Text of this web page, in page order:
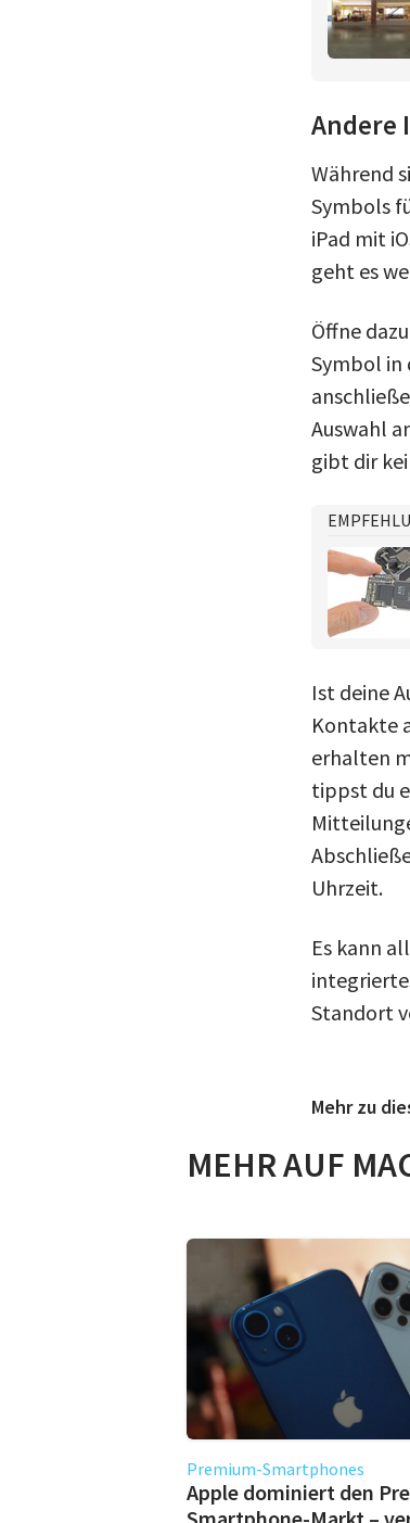
Andere
Während
Symbols
iPad mit
geht es
Öffne
Symbol in
Auswahl
gibt dir
Ist deine
Kontakte
erhalten
tippst du
Uhrzeit.
Es kann
Standort
Mehr zu
MEHR AUF
Premium-Smartphones
Apple dominiert den